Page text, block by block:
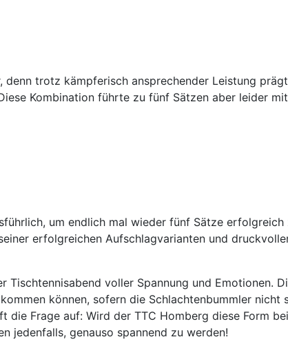
trotz kämpferisch ansprechender Leistung
Kombination führte zu fünf Sätzen aber leider
um endlich mal wieder fünf Sätze
erfolgreichen Aufschlagvarianten und
voller Spannung und Emotionen.
können, sofern die Schlachtenbummler nicht
Frage auf: Wird der TTC Homberg diese Form
jedenfalls, genauso spannend zu werden!